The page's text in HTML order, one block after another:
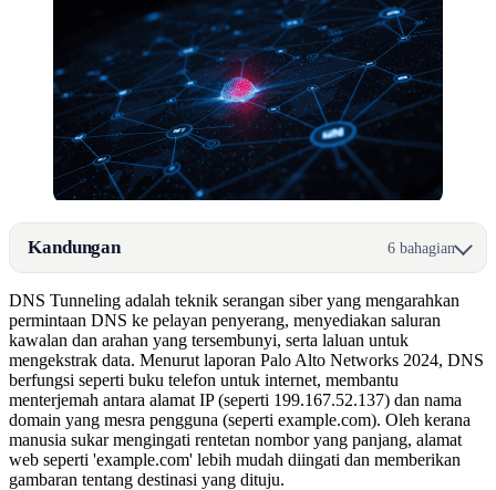
Kandungan 6 bahagian
DNS Tunneling adalah teknik serangan siber yang mengarahkan
permintaan DNS ke pelayan penyerang, menyediakan saluran
kawalan dan arahan yang tersembunyi, serta laluan untuk
mengekstrak data. Menurut laporan Palo Alto Networks 2024, DNS
berfungsi seperti buku telefon untuk internet, membantu
menterjemah antara alamat IP (seperti 199.167.52.137) dan nama
domain yang mesra pengguna (seperti example.com). Oleh kerana
manusia sukar mengingati rentetan nombor yang panjang, alamat
web seperti 'example.com' lebih mudah diingati dan memberikan
gambaran tentang destinasi yang dituju.